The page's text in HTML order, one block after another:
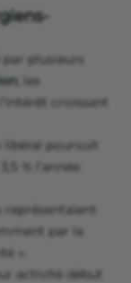
par plusieurs
, les
croissant
libéral poursuit
% l’année
représentaient
par la
».
activité début